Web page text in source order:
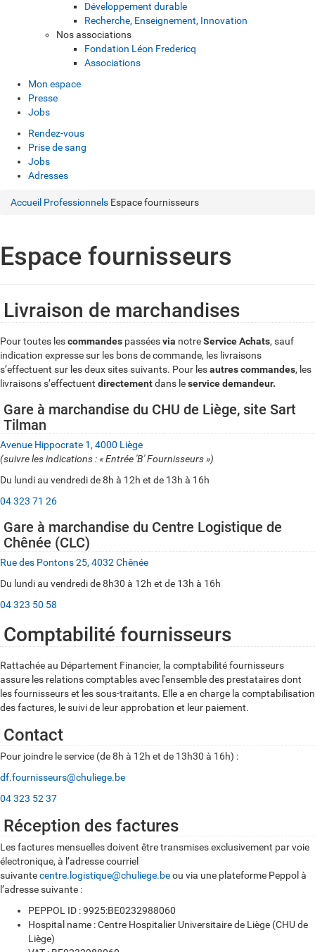
Développement durable
Recherche, Enseignement, Innovation
Nos associations
Fondation Léon Fredericq
Associations
Mon espace
Presse
Jobs
Rendez-vous
Prise de sang
Jobs
Adresses
Accueil Professionnels Espace fournisseurs
Espace fournisseurs
Livraison de marchandises
Pour toutes lescommandes passéesvia notreService Achats, sauf
indication expresse sur les bons de commande, les livraisons
s’effectuent sur les deux sites suivants. Pour lesautrescommandes, les
livraisons s’effectuent directementdans leservicedemandeur.
Gare à marchandise du CHU de Liège, site Sart
Tilman
Avenue Hippocrate 1, 4000 Liège
(suivre les indications : « Entrée 'B' Fournisseurs »)
Du lundi au vendredi de 8h à 12h et de 13h à 16h
04 323 71 26
Gare à marchandise du Centre Logistique de
Chênée (CLC)
Rue des Pontons 25, 4032 Chênée
Du lundi au vendredi de 8h30 à 12h et de 13h à 16h
04 323 50 58
Comptabilité fournisseurs
Rattachée au Département Financier, la comptabilité fournisseurs
assure les relations comptables avec l'ensemble des prestataires dont
les fournisseurs et les sous-traitants. Elle a en charge la comptabilisation
des factures, le suivi de leur approbation et leur paiement.
Contact
Pour joindre le service (de 8h à 12h et de 13h30 à 16h) :
df.fournisseurs@chuliege.be
04 323 52 37
Réception des factures
Les factures mensuelles doivent être transmises exclusivement par voie
électronique, à l’adresse courriel
suivantecentre.logistique@chuliege.beou via une plateforme Peppol à
l’adresse suivante :
PEPPOL ID : 9925:BE0232988060
Hospital name : Centre Hospitalier Universitaire de Liège (CHU de
Liège)